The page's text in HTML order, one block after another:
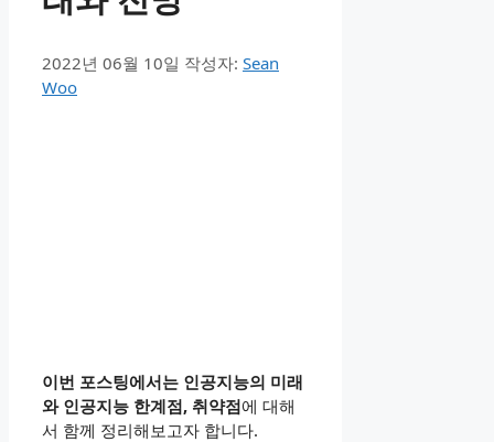
2022년 06월 10일 작성자: Sean
Woo
이번 포스팅에서는 인공지능의 미래
와 인공지능 한계점, 취약점에 대해
서 함께 정리해보고자 합니다.